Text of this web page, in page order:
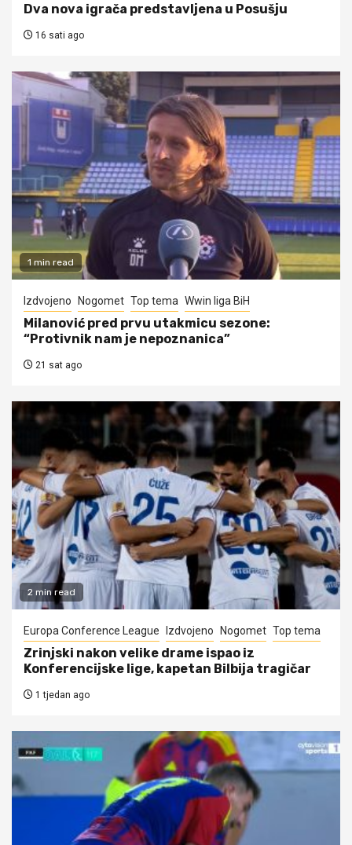
Dva nova igrača predstavljena u Posušju
16 sati ago
1 min read
Izdvojeno Nogomet Top tema Wwin liga BiH
Milanović pred prvu utakmicu sezone:
“Protivnik nam je nepoznanica”
21 sat ago
2 min read
Europa Conference League Izdvojeno Nogomet Top tema
Zrinjski nakon velike drame ispao iz
Konferencijske lige, kapetan Bilbija tragičar
1 tjedan ago